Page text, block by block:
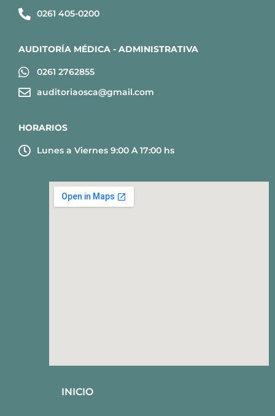
0261 405-0200
AUDITORÍA MÉDICA - ADMINISTRATIVA
0261 2762855
auditoriaosca@gmail.com
HORARIOS
Lunes a Viernes 9:00 A 17:00 hs
INICIO